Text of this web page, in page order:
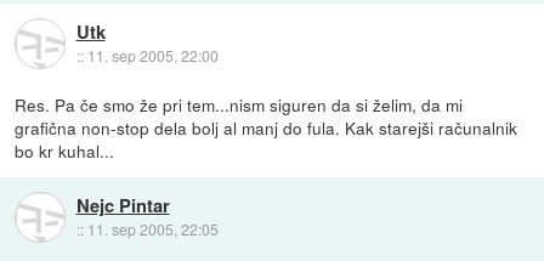
Utk
:: 11. sep 2005, 22:00
Res. Pa če smo že pri tem...nism siguren da si želim, da mi
grafična non-stop dela bolj al manj do fula. Kak starejši računalnik
bo kr kuhal...
Nejc Pintar
:: 11. sep 2005, 22:05